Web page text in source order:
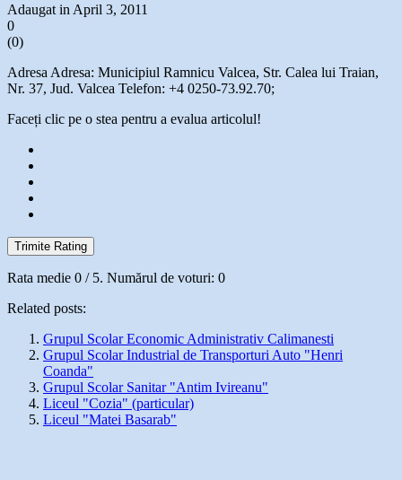
Adaugat in April 3, 2011
0
(0)
Adresa Adresa: Municipiul Ramnicu Valcea, Str. Calea lui Traian,
Nr. 37, Jud. Valcea Telefon: +4 0250-73.92.70;
Faceți clic pe o stea pentru a evalua articolul!
Trimite Rating
Rata medie 0 / 5. Numărul de voturi: 0
Related posts:
Grupul Scolar Economic Administrativ Calimanesti
Grupul Scolar Industrial de Transporturi Auto "Henri
Coanda"
Grupul Scolar Sanitar "Antim Ivireanu"
Liceul "Cozia" (particular)
Liceul "Matei Basarab"